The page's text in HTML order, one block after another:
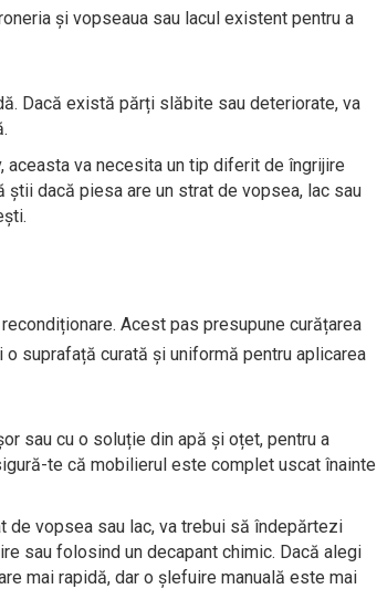
și vopseaua sau lacul existent pentru a
Dacă există părți slăbite sau deteriorate, va
aceasta va necesita un tip diferit de îngrijire
dacă piesa are un strat de vopsea, lac sau
Acest pas presupune curățarea
suprafață curată și uniformă pentru aplicarea
sau cu o soluție din apă și oțet, pentru a
te că mobilierul este complet uscat înainte
de vopsea sau lac, va trebui să îndepărtezi
sau folosind un decapant chimic. Dacă alegi
mai rapidă, dar o șlefuire manuală este mai